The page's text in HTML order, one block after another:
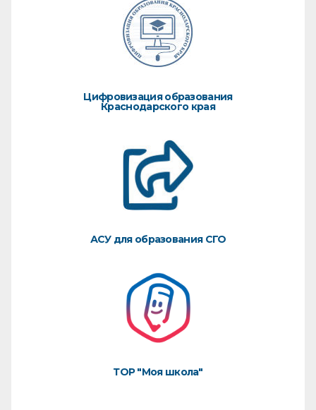
Цифровизация образования
Краснодарского края
АСУ для образования СГО
ТОР "Моя школа"